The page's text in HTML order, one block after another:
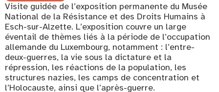
Visite guidée de l’exposition permanente du Musée
National de la Résistance et des Droits Humains à
Esch-sur-Alzette. L’exposition couvre un large
éventail de thèmes liés à la période de l’occupation
allemande du Luxembourg, notamment : l’entre-
deux-guerres, la vie sous la dictature et la
répression, les réactions de la population, les
structures nazies, les camps de concentration et
l’Holocauste, ainsi que l’après-guerre.